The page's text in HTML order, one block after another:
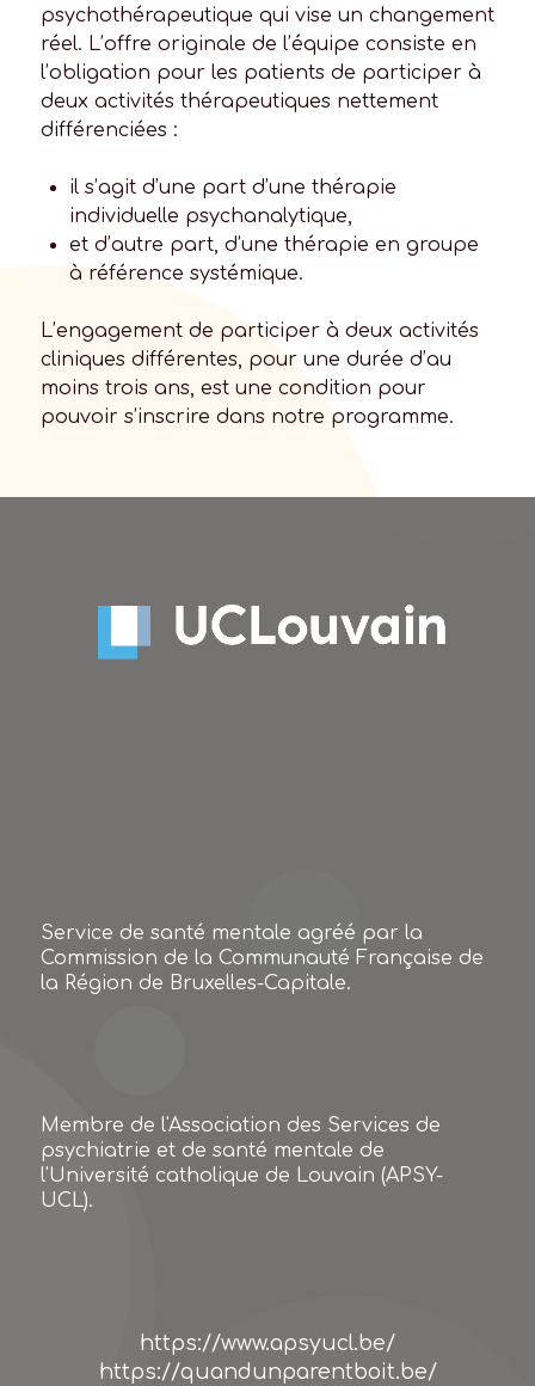
psychothérapeutique qui vise un changement
réel. L’offre originale de l’équipe consiste en
l’obligation pour les patients de participer à
deux activités thérapeutiques nettement
différenciées :
il s’agit d’une part d’une thérapie
individuelle psychanalytique,
et d’autre part, d’une thérapie en groupe
à référence systémique.
L’engagement de participer à deux activités
cliniques différentes, pour une durée d’au
moins trois ans, est une condition pour
pouvoir s’inscrire dans notre programme.
Service de santé mentale agréé par la
Commission de la Communauté Française de
la Région de Bruxelles-Capitale.
Membre de l'Association des Services de
psychiatrie et de santé mentale de
l'Université catholique de Louvain (APSY-
UCL).
https://www.apsyucl.be/
https://quandunparentboit.be/